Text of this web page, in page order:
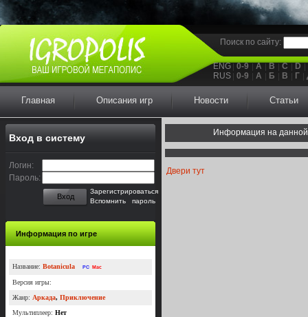
Поиск по сайту:
ENG 0-9 A B C
D
RUS 0-9 А Б В Г
Главная Описания игр Новости Статьи
Вход в систему
Логин:
Пароль:
Вход
Зарегистрироваться
Вспомнить пароль
Информация по игре
Название: Botanicula PC Mac
Версия игры:
Жанр: Аркада, Приключение
Мультиплеер: Нет
Информация на
Двери тут